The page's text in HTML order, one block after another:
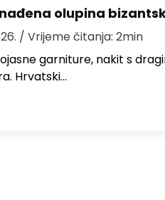
olupina
/ Vrijeme čitanja: 2min
garniture, nakit s
Hrvatski…